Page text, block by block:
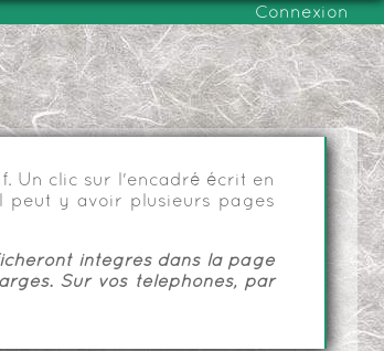
Connexion
Un clic sur l'encadré écrit en
peut y avoir plusieurs pages
intégrés dans la page
Sur vos téléphones, par